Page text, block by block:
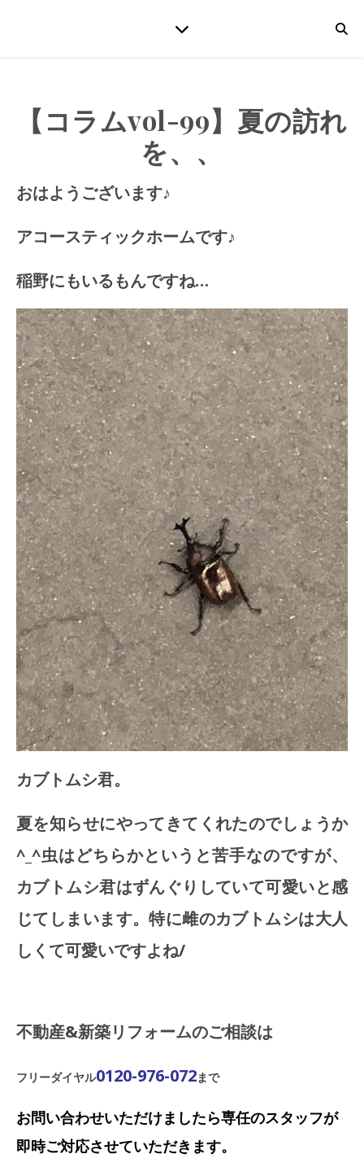
【コラムvol-99】夏の訪れ
を、、
おはようございます♪
アコースティックホームです♪
稲野にもいるもんですね…
カブトムシ君。
夏を知らせにやってきてくれたのでしょうか
^_^虫はどちらかというと苦手なのですが、
カブトムシ君はずんぐりしていて可愛いと感
じてしまいます。特に雌のカブトムシは大人
しくて可愛いですよね/
不動産&新築リフォームのご相談は
フリーダイヤル0120-976-072まで
お問い合わせいただけましたら専任のスタッフが
即時ご対応させていただきます。